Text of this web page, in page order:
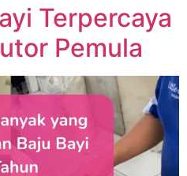
Terpercaya
Pemula